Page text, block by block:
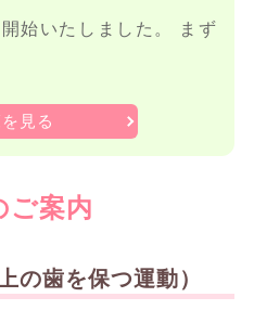
始いたしました。 まず
見る
ご案内
の歯を保つ運動）